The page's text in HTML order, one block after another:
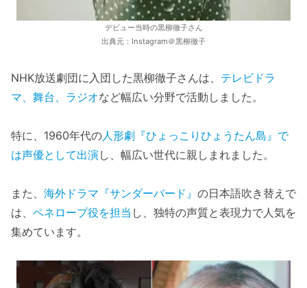
デビュー当時の黒柳徹子さん
出典元：Instagram＠黒柳徹子
NHK放送劇団に入団した黒柳徹子さんは、 テレビドラ
マ、舞台、ラジオなど幅広い分野で活動しました。
特に、1960年代の人形劇『ひょっこりひょうたん島』で
は声優として出演し、幅広い世代に親しまれました。
また、 海外ドラマ『サンダーバード』 の日本語吹き替えで
は、 ペネロープ役を担当 し、独特の声質と表現力で人気を
集めています。